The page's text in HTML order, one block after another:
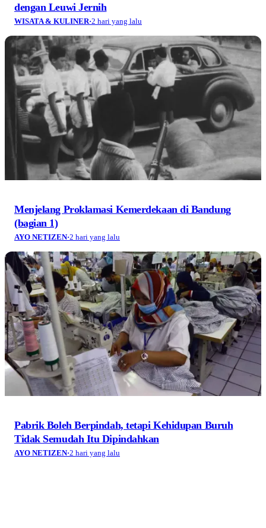
dengan Leuwi Jernih
WISATA & KULINER·2 hari yang lalu
Menjelang Proklamasi Kemerdekaan di Bandung
(bagian 1)
AYO NETIZEN·2 hari yang lalu
Pabrik Boleh Berpindah, tetapi Kehidupan Buruh
Tidak Semudah Itu Dipindahkan
AYO NETIZEN·2 hari yang lalu